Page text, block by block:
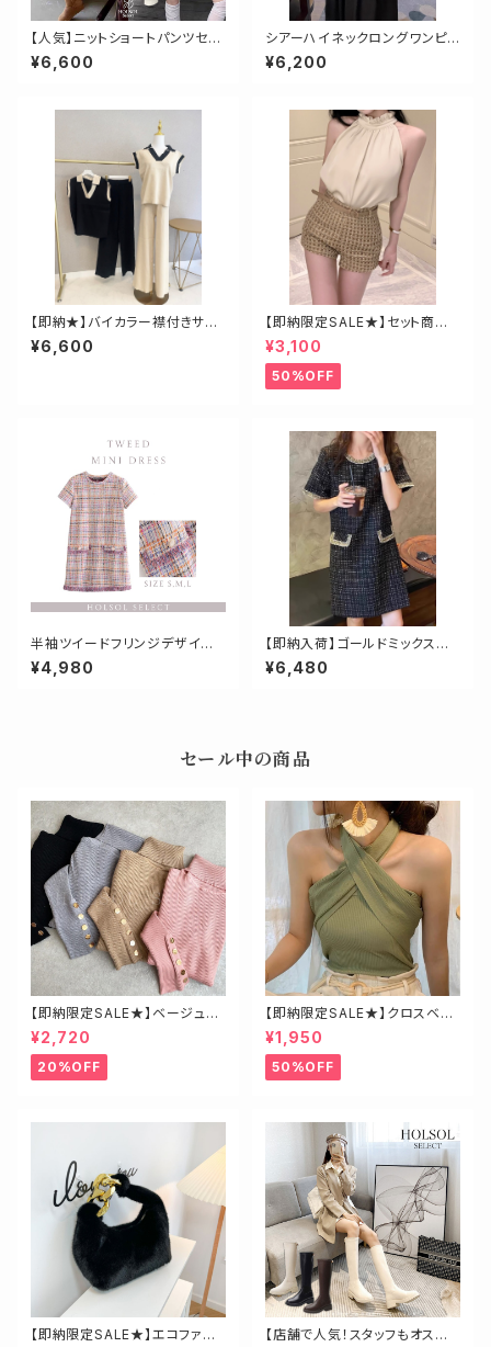
【人気】ニットショートパンツセッ
トアップ
¥6,600
シアーハイネックロングワンピ
ース
¥6,200
【即納★】バイカラー襟付きサマ
ーニットアップ
¥6,600
【即納限定SALE★】セット商品
♡ブラウス×ショートセットUP
¥3,100
50%OFF
半袖ツイードフリンジデザイン
ワンピース
¥4,980
【即納入荷】ゴールドミックスフラ
ップ半袖ツイードワンピース
¥6,480
セール中の商品
【即納限定SALE★】ベージュ・
ゴールド釦ハイネックニット
¥2,720
20%OFF
【即納限定SALE★】クロスベア
トップス
¥1,950
50%OFF
【即納限定SALE★】エコファー
【店舗で人気！スタッフもオスス